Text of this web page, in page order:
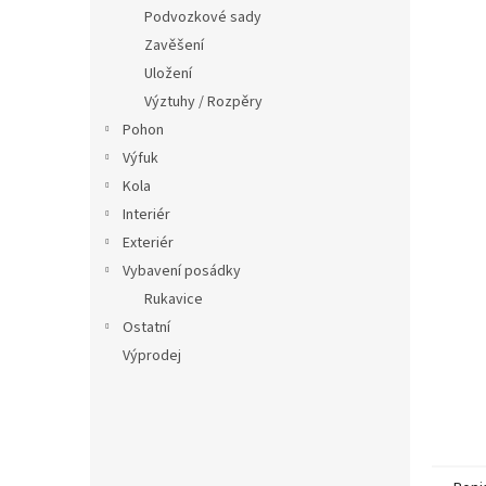
Podvozkové sady
Zavěšení
Uložení
Výztuhy / Rozpěry
Pohon
Výfuk
Kola
Interiér
Exteriér
Vybavení posádky
Rukavice
Ostatní
Výprodej